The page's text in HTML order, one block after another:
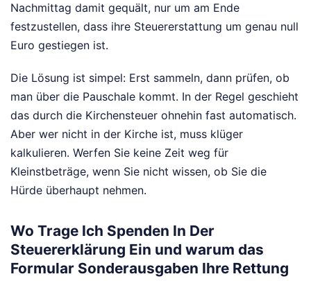
Nachmittag damit gequält, nur um am Ende
festzustellen, dass ihre Steuererstattung um genau null
Euro gestiegen ist.
Die Lösung ist simpel: Erst sammeln, dann prüfen, ob
man über die Pauschale kommt. In der Regel geschieht
das durch die Kirchensteuer ohnehin fast automatisch.
Aber wer nicht in der Kirche ist, muss klüger
kalkulieren. Werfen Sie keine Zeit weg für
Kleinstbeträge, wenn Sie nicht wissen, ob Sie die
Hürde überhaupt nehmen.
Wo Trage Ich Spenden In Der
Steuererklärung Ein und warum das
Formular Sonderausgaben Ihre Rettung